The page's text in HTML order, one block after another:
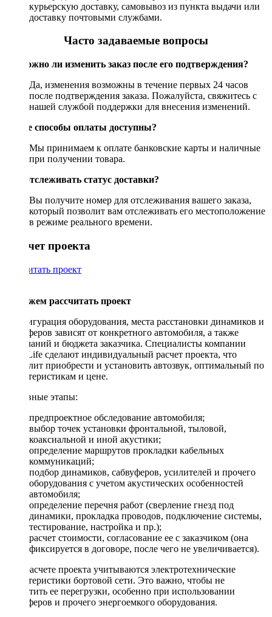
курьерскую доставку, самовывоз из пункта выдачи или
доставку почтовыми службами.
Часто задаваемые вопросы
Возможно ли изменить заказ после его подтверждения?
Да, изменения возможны в течение первых 24 часов
после подтверждения заказа. Пожалуйста, свяжитесь с
нашей службой поддержки для внесения изменений.
Какие способы оплаты доступны?
Мы принимаем к оплате банковские карты и наличные
при получении товара.
Как отслеживать статус доставки?
Вы получите номер для отслеживания вашего заказа,
который позволит вам отслеживать его местоположение
в режиме реального времени.
Рассчет проекта
Рассчитать проект
Поможем рассчитать проект
Конфигурация оборудования, места расстановки динамиков и
сабвуферов зависят от конкретного автомобиля, а также
пожеланий и бюджета заказчика. Специалисты компании
DriveLife сделают индивидуальный расчет проекта, что
позволит приобрести и установить автозвук, оптимальный по
характеристикам и цене.
Основные этапы:
предпроектное обследование автомобиля;
выбор точек установки фронтальной, тыловой,
коаксиальной и иной акустики;
определение маршрутов прокладки кабельных
коммуникаций;
подбор динамиков, сабвуферов, усилителей и прочего
оборудования с учетом акустических особенностей
автомобиля;
определение перечня работ (сверление гнезд под
динамики, прокладка проводов, подключение системы,
тестирование, настройка и пр.);
расчет стоимости, согласование ее с заказчиком (она
фиксируется в договоре, после чего не увеличивается).
При расчете проекта учитываются электротехнические
характеристики бортовой сети. Это важно, чтобы не
допустить ее перегрузки, особенно при использовании
сабвуферов и прочего энергоемкого оборудования.